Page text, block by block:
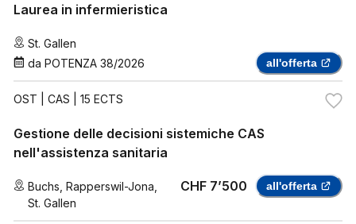
Laurea in infermieristica
St. Gallen
da POTENZA 38/2026 all'offerta
OST | CAS | 15 ECTS
Gestione delle decisioni sistemiche CAS
nell'assistenza sanitaria
Buchs Rapperswil-Jona
St. Gallen
CHF 7’500 all'offerta